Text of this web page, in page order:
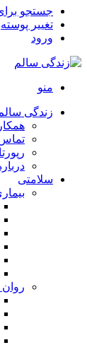
جستجو
تغییر پوسته
ورود
منو
زندگی
تماس
سلامتی